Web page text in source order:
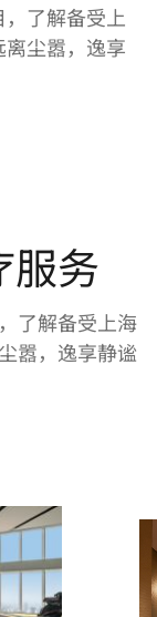
了解备受上
尘嚣，逸享
服务
了解备受上海
嚣，逸享静谧